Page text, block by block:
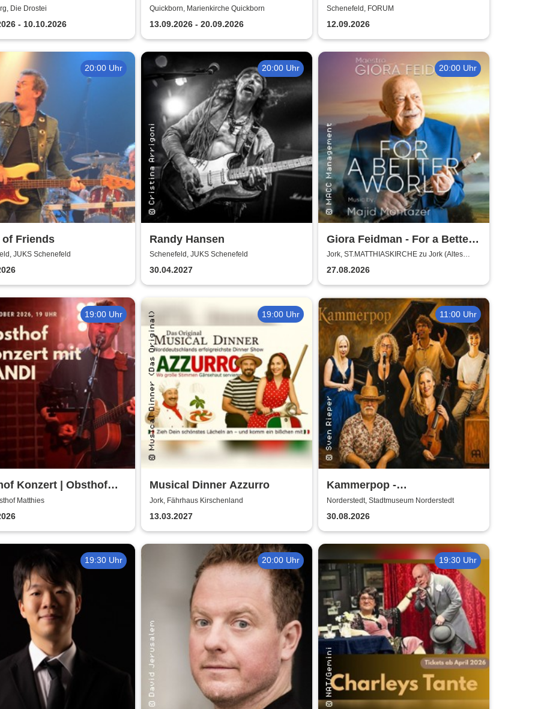
mit Dr. Friederike
Die Drostei
- 10.10.2026
Quickborn, Marienkirche Quickborn
13.09.2026 - 20.09.2026
Kerzenschein
Schenefeld, FORUM
12.09.2026
20:00 Uhr
of Friends
JUKS Schenefeld
20:00 Uhr
Randy Hansen
Schenefeld, JUKS Schenefeld
30.04.2027
20:00 Uhr
Giora Feidman - For a Better
World
Jork, ST.MATTHIASKIRCHE zu Jork (Altes
Land)
27.08.2026
19:00 Uhr
Konzert | Obsthof
Matthies
19:00 Uhr
Musical Dinner Azzurro
Jork, Fährhaus Kirschenland
13.03.2027
11:00 Uhr
Kammerpop -
Abschlusskonzert 9.
Norderstedter Kunstsommer
Norderstedt, Stadtmuseum Norderstedt
30.08.2026
19:30 Uhr 20:00 Uhr 19:30 Uhr